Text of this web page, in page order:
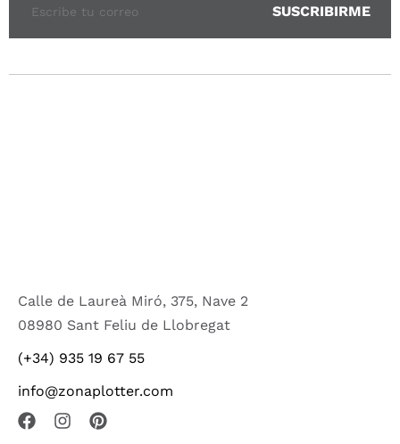
Calle de Laureà Miró, 375, Nave 2
08980 Sant Feliu de Llobregat
(+34) 935 19 67 55
info@zonaplotter.com